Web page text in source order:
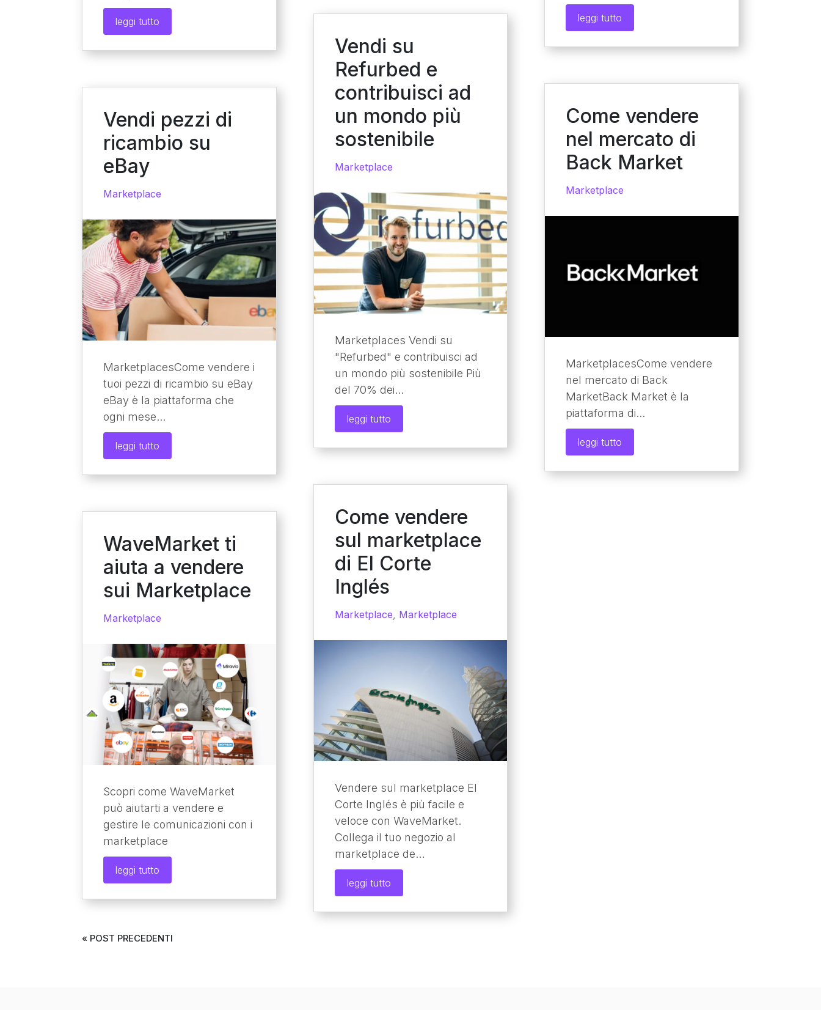
leggi tutto
Vendi pezzi di
ricambio su
eBay
Marketplace
MarketplacesCome vendere i
tuoi pezzi di ricambio su eBay​
eBay è la piattaforma che
ogni mese...
leggi tutto
WaveMarket ti
aiuta a vendere
sui Marketplace
Marketplace
Scopri come WaveMarket
può aiutarti a vendere e
gestire le comunicazioni con i
marketplace
leggi tutto
Vendi su
Refurbed e
contribuisci ad
un mondo più
sostenibile
Marketplace
Marketplaces Vendi su
"Refurbed" e contribuisci ad
un mondo più sostenibile Più
del 70% dei...
leggi tutto
Come vendere
sul marketplace
di El Corte
Inglés
Marketplace, Marketplace
Vendere sul marketplace El
Corte Inglés è più facile e
veloce con WaveMarket.
Collega il tuo negozio al
marketplace de…
leggi tutto
leggi tutto
Come vendere
nel mercato di
Back Market
Marketplace
MarketplacesCome vendere
nel mercato di Back
MarketBack Market è la
piattaforma di...
leggi tutto
« POST PRECEDENTI